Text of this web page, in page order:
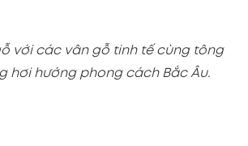
với các vân gỗ tinh tế cùng tông
hơi hướng phong cách Bắc Âu.